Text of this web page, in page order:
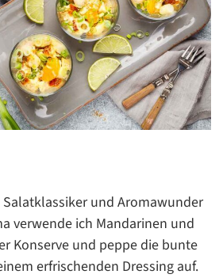
Salatklassiker und Aromawunder
verwende ich Mandarinen und
Konserve und peppe die bunte
erfrischenden Dressing auf.